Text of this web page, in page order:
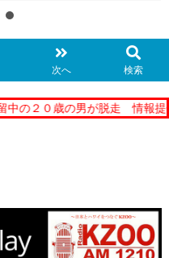
次へ 検索
の２０歳の男が脱走 情報提供